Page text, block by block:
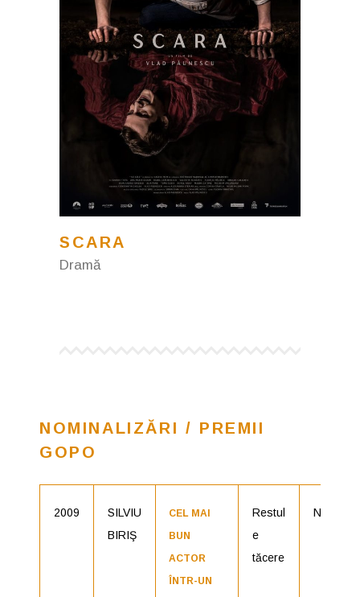
SCARA
Dramă
NOMINALIZĂRI / PREMII
GOPO
2009
SILVIU
BIRIŞ
CEL MAI
BUN
ACTOR
ÎNTR-UN
Restul
e
tăcere